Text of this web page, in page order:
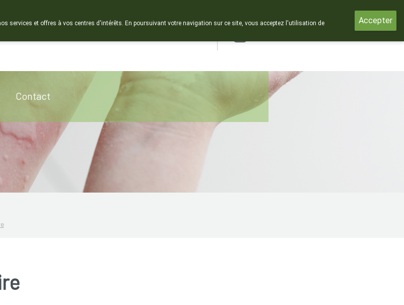
Contact
services et offres à vos centres d'intérêts. En poursuivant votre navigation sur ce site, vous acceptez l'utilisation de
Accepter